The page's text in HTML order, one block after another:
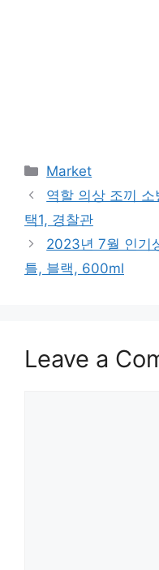
Categories
Market
역할 의상 조끼
택1, 경찰관
2023년 7월 인기
틀, 블랙, 600ml
Leave a